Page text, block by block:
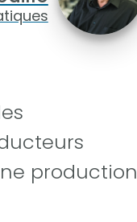
production